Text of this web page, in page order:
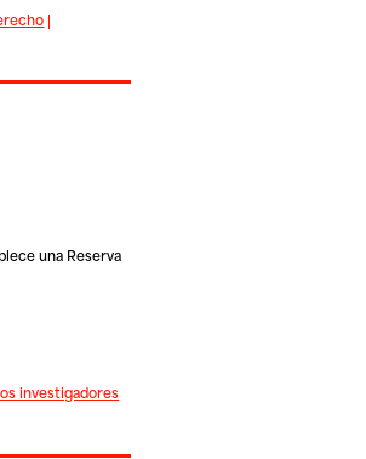
|
una Reserva
investigadores